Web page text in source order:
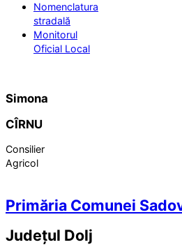
Nomenclatura
stradală
Monitorul
Oficial Local
Simona
CÎRNU
Consilier
Agricol
Primăria Comunei
Județul Dolj